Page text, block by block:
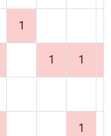
1
1 1
1